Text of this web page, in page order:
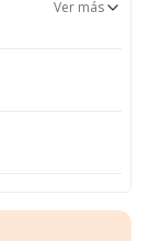
Ver más